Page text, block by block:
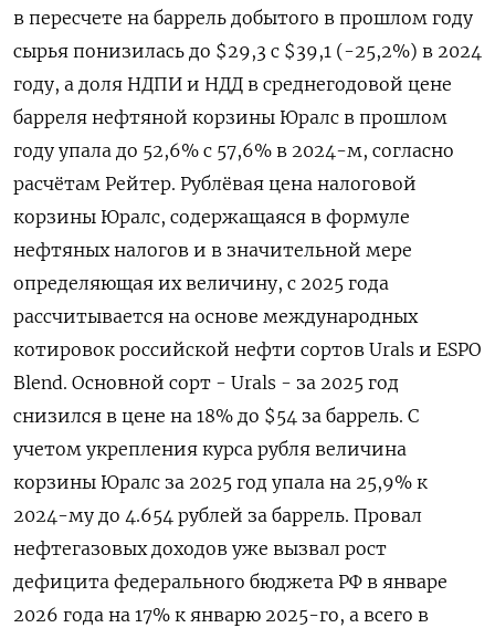
в пересчете на ‌баррель добытого в прошлом году
сырья понизилась до $29,3 с $39,1 (-25,2%) в 2024
году, а доля НДПИ и НДД в среднегодовой цене
барреля нефтяной корзины Юралс в прошлом
году упала до 52,6% с 57,6% в 2024-м, согласно
расчётам Рейтер. Рублёвая цена налоговой
корзины Юралс, содержащаяся в формуле
нефтяных налогов и в ​значительной мере
определяющая их величину, с 2025 года ​
рассчитывается на основе международных
котировок российской нефти сортов Urals и ​ESPO
Blend. ⁠Основной сорт - Urals - за 2025 год
снизился в цене на 18% до $54 за баррель. С
учетом укрепления курса рубля величина
корзины ‌Юралс за 2025 год упала на 25,9% к
2024-му ‌до 4.654 рублей за баррель. Провал
нефтегазовых доходов уже вызвал рост
дефицита федерального бюджета РФ в январе
2026 года на 17% к январю 2025-го, а всего ​в